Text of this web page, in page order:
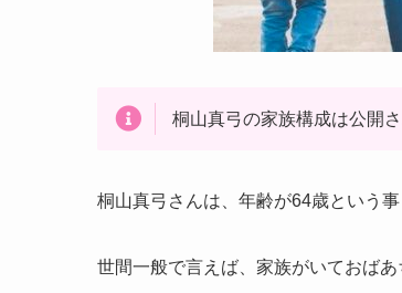
桐山真弓の家族構成は公開さ
桐山真弓さんは、年齢が64歳という事
世間一般で言えば、家族がいておば